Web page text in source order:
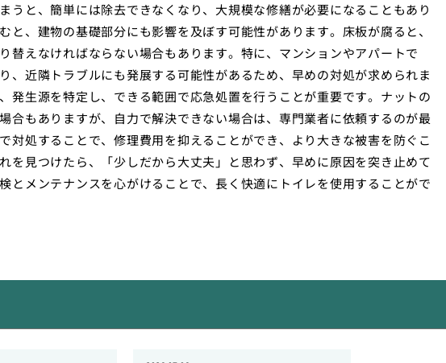
うと、簡単には除去できなくなり、大規模な修繕が必要になることもあり
と、建物の基礎部分にも影響を及ぼす可能性があります。床板が腐ると、
替えなければならない場合もあります。特に、マンションやアパートで
、近隣トラブルにも発展する可能性があるため、早めの対処が求められま
発生源を特定し、できる範囲で応急処置を行うことが重要です。ナットの
合もありますが、自力で解決できない場合は、専門業者に依頼するのが最
対処することで、修理費用を抑えることができ、より大きな被害を防ぐこ
を見つけたら、「少しだから大丈夫」と思わず、早めに原因を突き止めて
とメンテナンスを心がけることで、長く快適にトイレを使用することがで